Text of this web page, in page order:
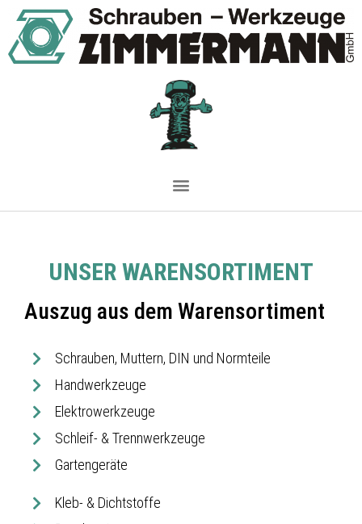
UNSER WARENSORTIMENT
Auszug aus dem Warensortiment
Schrauben, Muttern, DIN und Normteile
Handwerkzeuge
Elektrowerkzeuge
Schleif- & Trennwerkzeuge
Gartengeräte
Kleb- & Dichtstoffe